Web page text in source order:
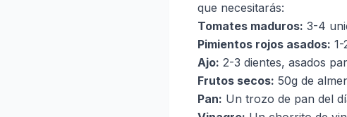
que necesitarás:
Tomates maduros: 3-4
Pimientos rojos asados:
Ajo: 2-3 dientes, asados
Frutos secos: 50g de
Pan: Un trozo de pan del